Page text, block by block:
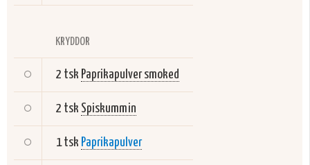
KRYDDOR
2 tsk Paprikapulver smoked
2 tsk Spiskummin
1 tsk Paprikapulver